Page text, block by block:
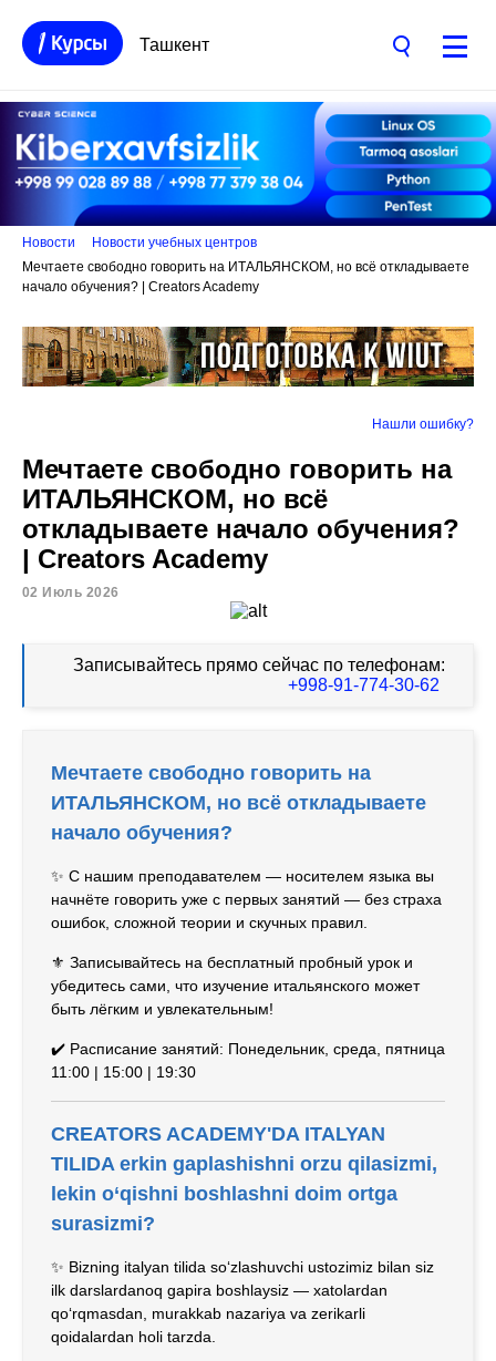
Ташкент
Новости
Новости учебных центров
Мечтаете свободно говорить на ИТАЛЬЯНСКОМ, но всё откладываете
начало обучения? | Creators Academy
Нашли ошибку?
Мечтаете свободно говорить на
ИТАЛЬЯНСКОМ, но всё
откладываете начало обучения?
| Creators Academy
02 Июль 2026
Записывайтесь прямо сейчас по телефонам:
+998-91-774-30-62
Мечтаете свободно говорить на
ИТАЛЬЯНСКОМ, но всё откладываете
начало обучения?
✨ С нашим преподавателем — носителем языка вы
начнёте говорить уже с первых занятий — без страха
ошибок, сложной теории и скучных правил.
⚜️ Записывайтесь на бесплатный пробный урок и
убедитесь сами, что изучение итальянского может
быть лёгким и увлекательным!
✔️ Расписание занятий: Понедельник, среда, пятница
11:00 | 15:00 | 19:30
CREATORS ACADEMY'DA ITALYAN
TILIDA erkin gaplashishni orzu qilasizmi,
lekin o‘qishni boshlashni doim ortga
surasizmi?
✨ Bizning italyan tilida so‘zlashuvchi ustozimiz bilan siz
ilk darslardanoq gapira boshlaysiz — xatolardan
qo‘rqmasdan, murakkab nazariya va zerikarli
qoidalardan holi tarzda.